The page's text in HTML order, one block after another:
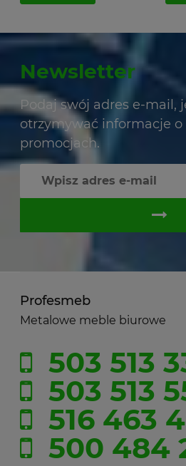
Newsletter
Podaj swój adres e-mail,
otrzymywać informacje o
promocjach.
Profesmeb
Metalowe meble biurowe
503 513
503 513
516 463
500 484